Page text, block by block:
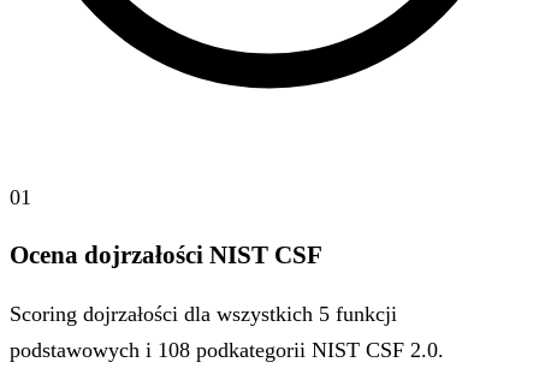
01
Ocena dojrzałości NIST CSF
Scoring dojrzałości dla wszystkich 5 funkcji
podstawowych i 108 podkategorii NIST CSF 2.0.